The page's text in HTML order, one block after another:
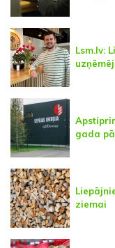
Lsm.lv:
gada
ziemai